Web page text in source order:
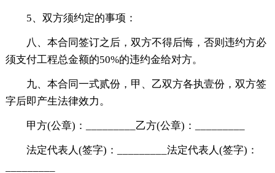
5、双方须约定的事项：
八、本合同签订之后，双方不得后悔，否则违约方必
须支付工程总金额的50%的违约金给对方。
九、本合同一式贰份，甲、乙双方各执壹份，双方签
字后即产生法律效力。
甲方(公章)：_________乙方(公章)：_________
法定代表人(签字)：_________法定代表人(签字)：